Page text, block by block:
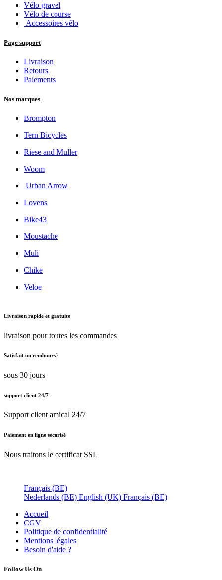
Vélo gravel
Vélo de course
Accessoires vélo
Page support
Livraison
Retours
Paiements
Nos marques
Brompton
Tern Bicycles
Riese and Muller
Woom
Urban Arrow
Lovens
Bike43
Moustache
Muli
Chike
Veloe
Livraison rapide et gratuite
livraison pour toutes les commandes
Satisfait ou remboursé
sous 30 jours
support client 24/7
Support client amical 24/7
Paiement en ligne sécurisé
Nous traitons le certificat SSL
Français (BE)
Nederlands (BE) English (UK) Français (BE)
Accueil
CGV
Politique de confidentialité
Mentions légales
Besoin d'aide ?
Follow Us On